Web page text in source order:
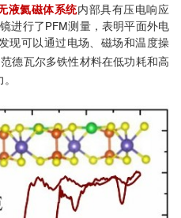
液氦磁体系统内部具有压电响应
进行了PFM测量，表明平面外电
现可以通过电场、磁场和温度操
范德瓦尔多铁性材料在低功耗和高